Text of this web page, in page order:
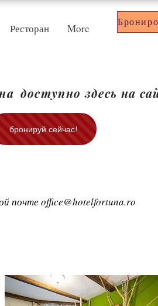
Ресторан More
доступно здесь на
бронируй сейчас!
почтеoffice@hotelfortuna.ro